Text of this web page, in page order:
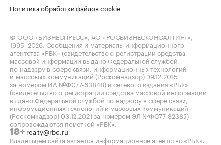
Политика обработки файлов cookie
© ООО «БИЗНЕСПРЕСС», АО «РОСБИЗНЕСКОНСАЛТИНГ»,
1995–2026 . Сообщения и материалы информационного
агентства «РБК» (свидетельство о регистрации средства
массовой информации выдано Федеральной службой
по надзору в сфере связи, информационных технологий
и массовых коммуникаций (Роскомнадзор) 09.12.2015
за номером ИА №ФС77-63848) и сетевого издания «РБК»
(свидетельство о регистрации средства массовой информации
выдано Федеральной службой по надзору в сфере связи,
информационных технологий и массовых коммуникаций
(Роскомнадзор) 03.12.2021 за номером ЭЛ №ФС77-82385)
сопровождаются пометкой «РБК».
18+ realty@rbc.ru
Владельцем сайта является информационное агентство «РБК».